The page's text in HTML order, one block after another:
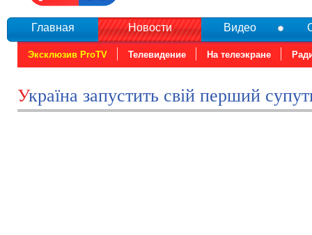
Главная Новости
Эксклюзив ProTV Телевидение На телеэкране
Видео
Україна запустить свій перший